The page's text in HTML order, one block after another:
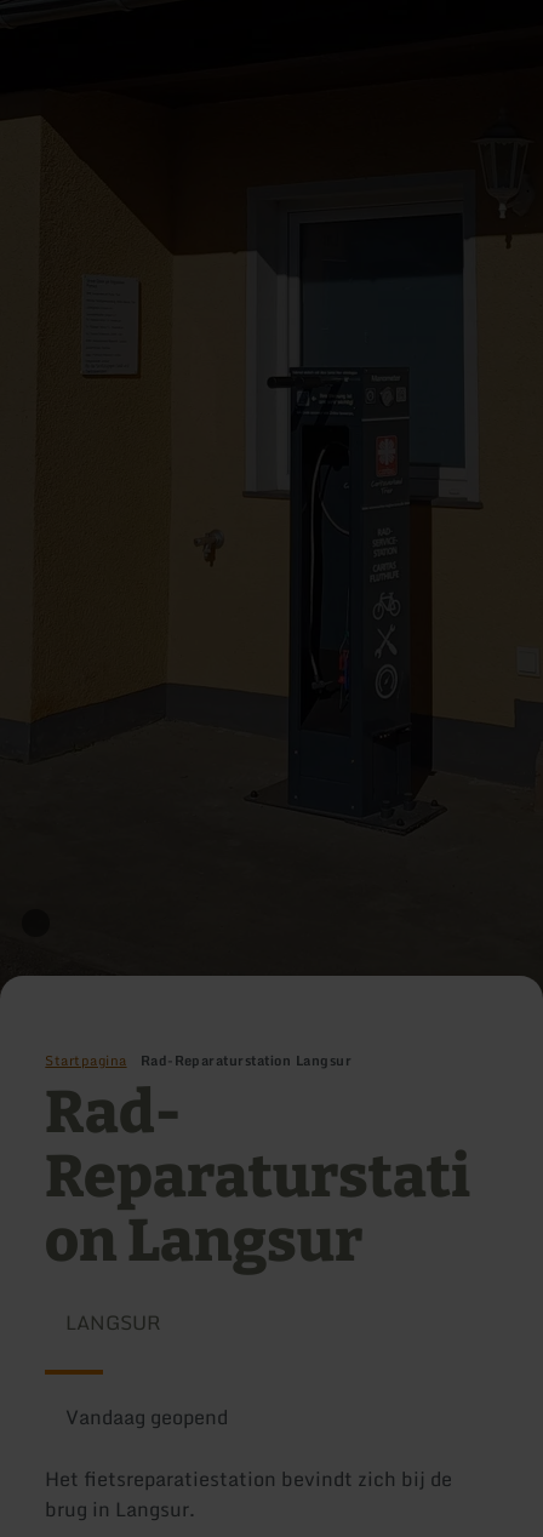
Startpagina Rad-Reparaturstation Langsur
Rad-
Reparaturstati
on Langsur
LANGSUR
Vandaag geopend
Het fietsreparatiestation bevindt zich bij de
brug in Langsur.